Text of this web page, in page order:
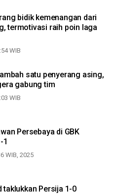
bidik kemenangan dari
termotivasi raih poin laga
WIB
satu penyerang asing,
gabung tim
WIB
Persebaya di GBK
1
WIB, 2025
taklukkan Persija 1-0